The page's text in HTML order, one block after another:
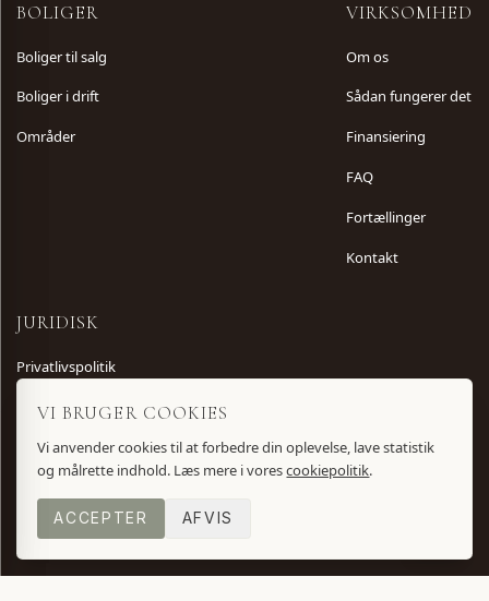
BOLIGER
Boliger til salg
Boliger i drift
Områder
VIRKSOMHED
Om os
Sådan fungerer det
Finansiering
FAQ
Fortællinger
Kontakt
JURIDISK
Privatlivspolitik
Vilkår og betingelser
Cookiepolitik
2026Villa No. 8. Alle rettigheder forbeholdes.
VI BRUGER COOKIES
Vi anvender cookies til at forbedre din oplevelse, lave statistik
og målrette indhold. Læs mere i vorescookiepolitik.
ACCEPTER AFVIS